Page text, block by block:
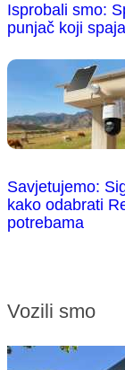
Isprobali smo:
punjač koji
Savjetujemo:
kako odabrati
potrebama
Vozili smo